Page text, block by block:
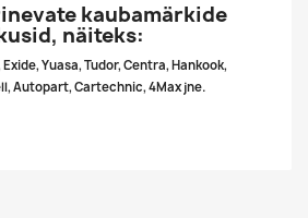
kaubamärkide
näiteks:
Exide, Yuasa, Tudor, Centra, Hankook,
Autopart, Cartechnic, 4Max jne.